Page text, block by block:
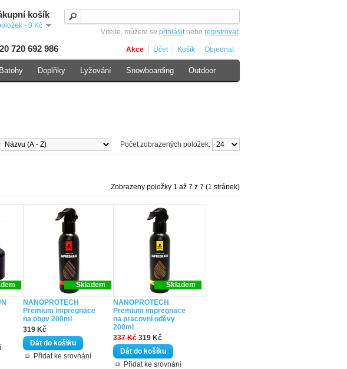
košík
- 0 Kč
Vítejte, můžete se přihlásitnebo registrovat.
720 692 986 Akce Účet Košík Objednat
Počet zobrazených položek:
Zobrazeny položky 1 až 7 z 7 (1 stránek)
Skladem
NANOPROTECH
Premium impregnace
na obuv 200ml
319 Kč
Přidat ke srovnání
Skladem
NANOPROTECH
Premium impregnace
na pracovní oděvy
200ml
337 Kč 319 Kč
Přidat ke srovnání
Batohy Doplňky Lyžování Snowboarding Outdoor